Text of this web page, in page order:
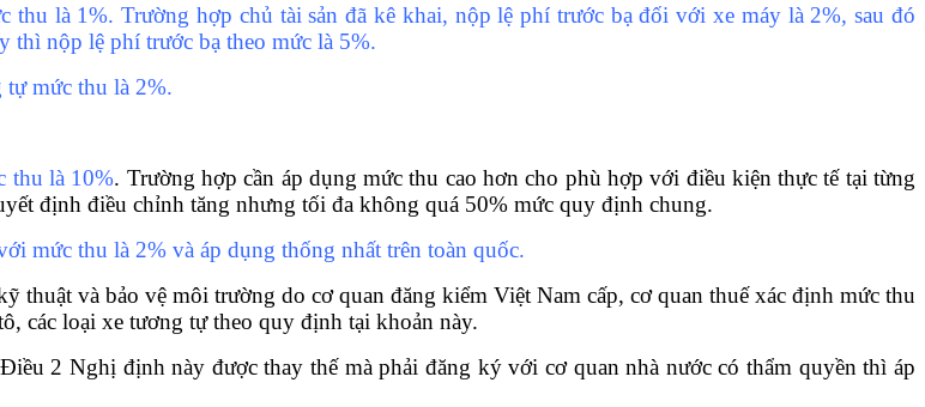
là 1%. Trường hợp chủ tài sản đã kê khai, nộp lệ phí trước bạ đối với xe máy là 2%, sau đó
thì nộp lệ phí trước bạ theo mức là 5%.
tự mức thu là 2%.
thu là 10%. Trường hợp cần áp dụng mức thu cao hơn cho phù hợp với điều kiện thực tế tại từng
định điều chỉnh tăng nhưng tối đa không quá 50% mức quy định chung.
mức thu là 2% và áp dụng thống nhất trên toàn quốc.
thuật và bảo vệ môi trường do cơ quan đăng kiểm Việt Nam cấp, cơ quan thuế xác định mức thu
các loại xe tương tự theo quy định tại khoản này.
2 Nghị định này được thay thế mà phải đăng ký với cơ quan nhà nước có thẩm quyền thì áp